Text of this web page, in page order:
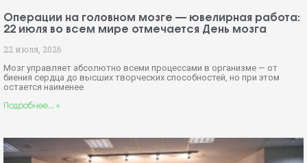
Операции на головном мозге — ювелирная работа:
22 июля во всем мире отмечается День мозга
22 июля, 2026
Мозг управляет абсолютно всеми процессами в организме — от
биения сердца до высших творческих способностей, но при этом
остается наименее
Подробнее... »